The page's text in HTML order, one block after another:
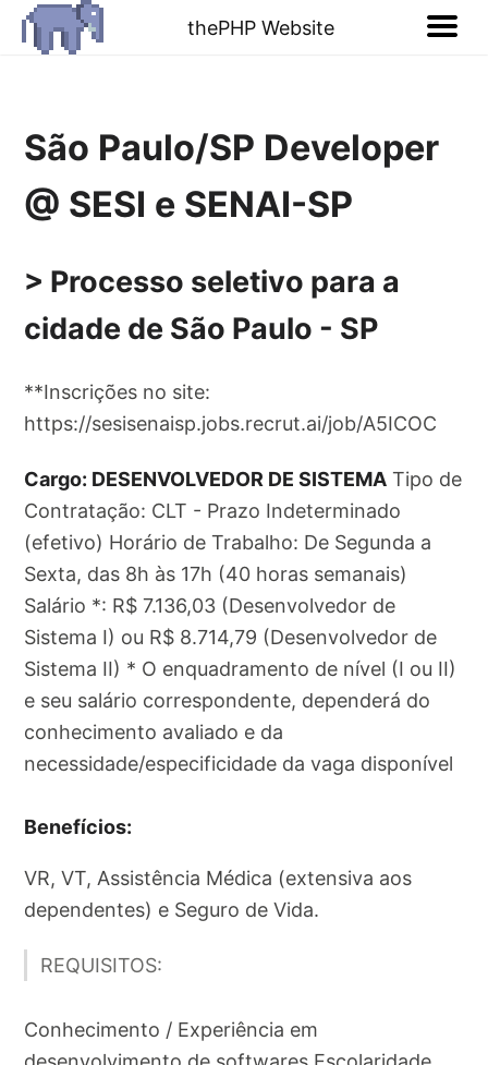
thePHP Website
São Paulo/SP Developer
@ SESI e SENAI-SP
> Processo seletivo para a
cidade de São Paulo - SP
**Inscrições no site:
https://sesisenaisp.jobs.recrut.ai/job/A5ICOC
Cargo: DESENVOLVEDOR DE SISTEMA Tipo de
Contratação: CLT - Prazo Indeterminado
(efetivo) Horário de Trabalho: De Segunda a
Sexta, das 8h às 17h (40 horas semanais)
Salário *: R$ 7.136,03 (Desenvolvedor de
Sistema I) ou R$ 8.714,79 (Desenvolvedor de
Sistema II) * O enquadramento de nível (I ou II)
e seu salário correspondente, dependerá do
conhecimento avaliado e da
necessidade/especificidade da vaga disponível
Benefícios:
VR, VT, Assistência Médica (extensiva aos
dependentes) e Seguro de Vida.
REQUISITOS:
Conhecimento / Experiência em